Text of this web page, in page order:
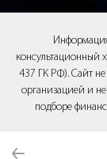
консультационный
437 ГК РФ). Сайт
организацией и
подборе